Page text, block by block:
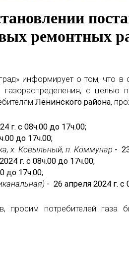
ремонтных
информирует о том, что
с целью
Ленинского района,
г. с 08ч.00 до 17ч.00;
до 17ч.00;
х. Ковыльный, п. Коммунар -
г. с 08ч.00 до 17ч.00;
до 17ч.00;
- 26 апреля 2024 г. с
просим потребителей